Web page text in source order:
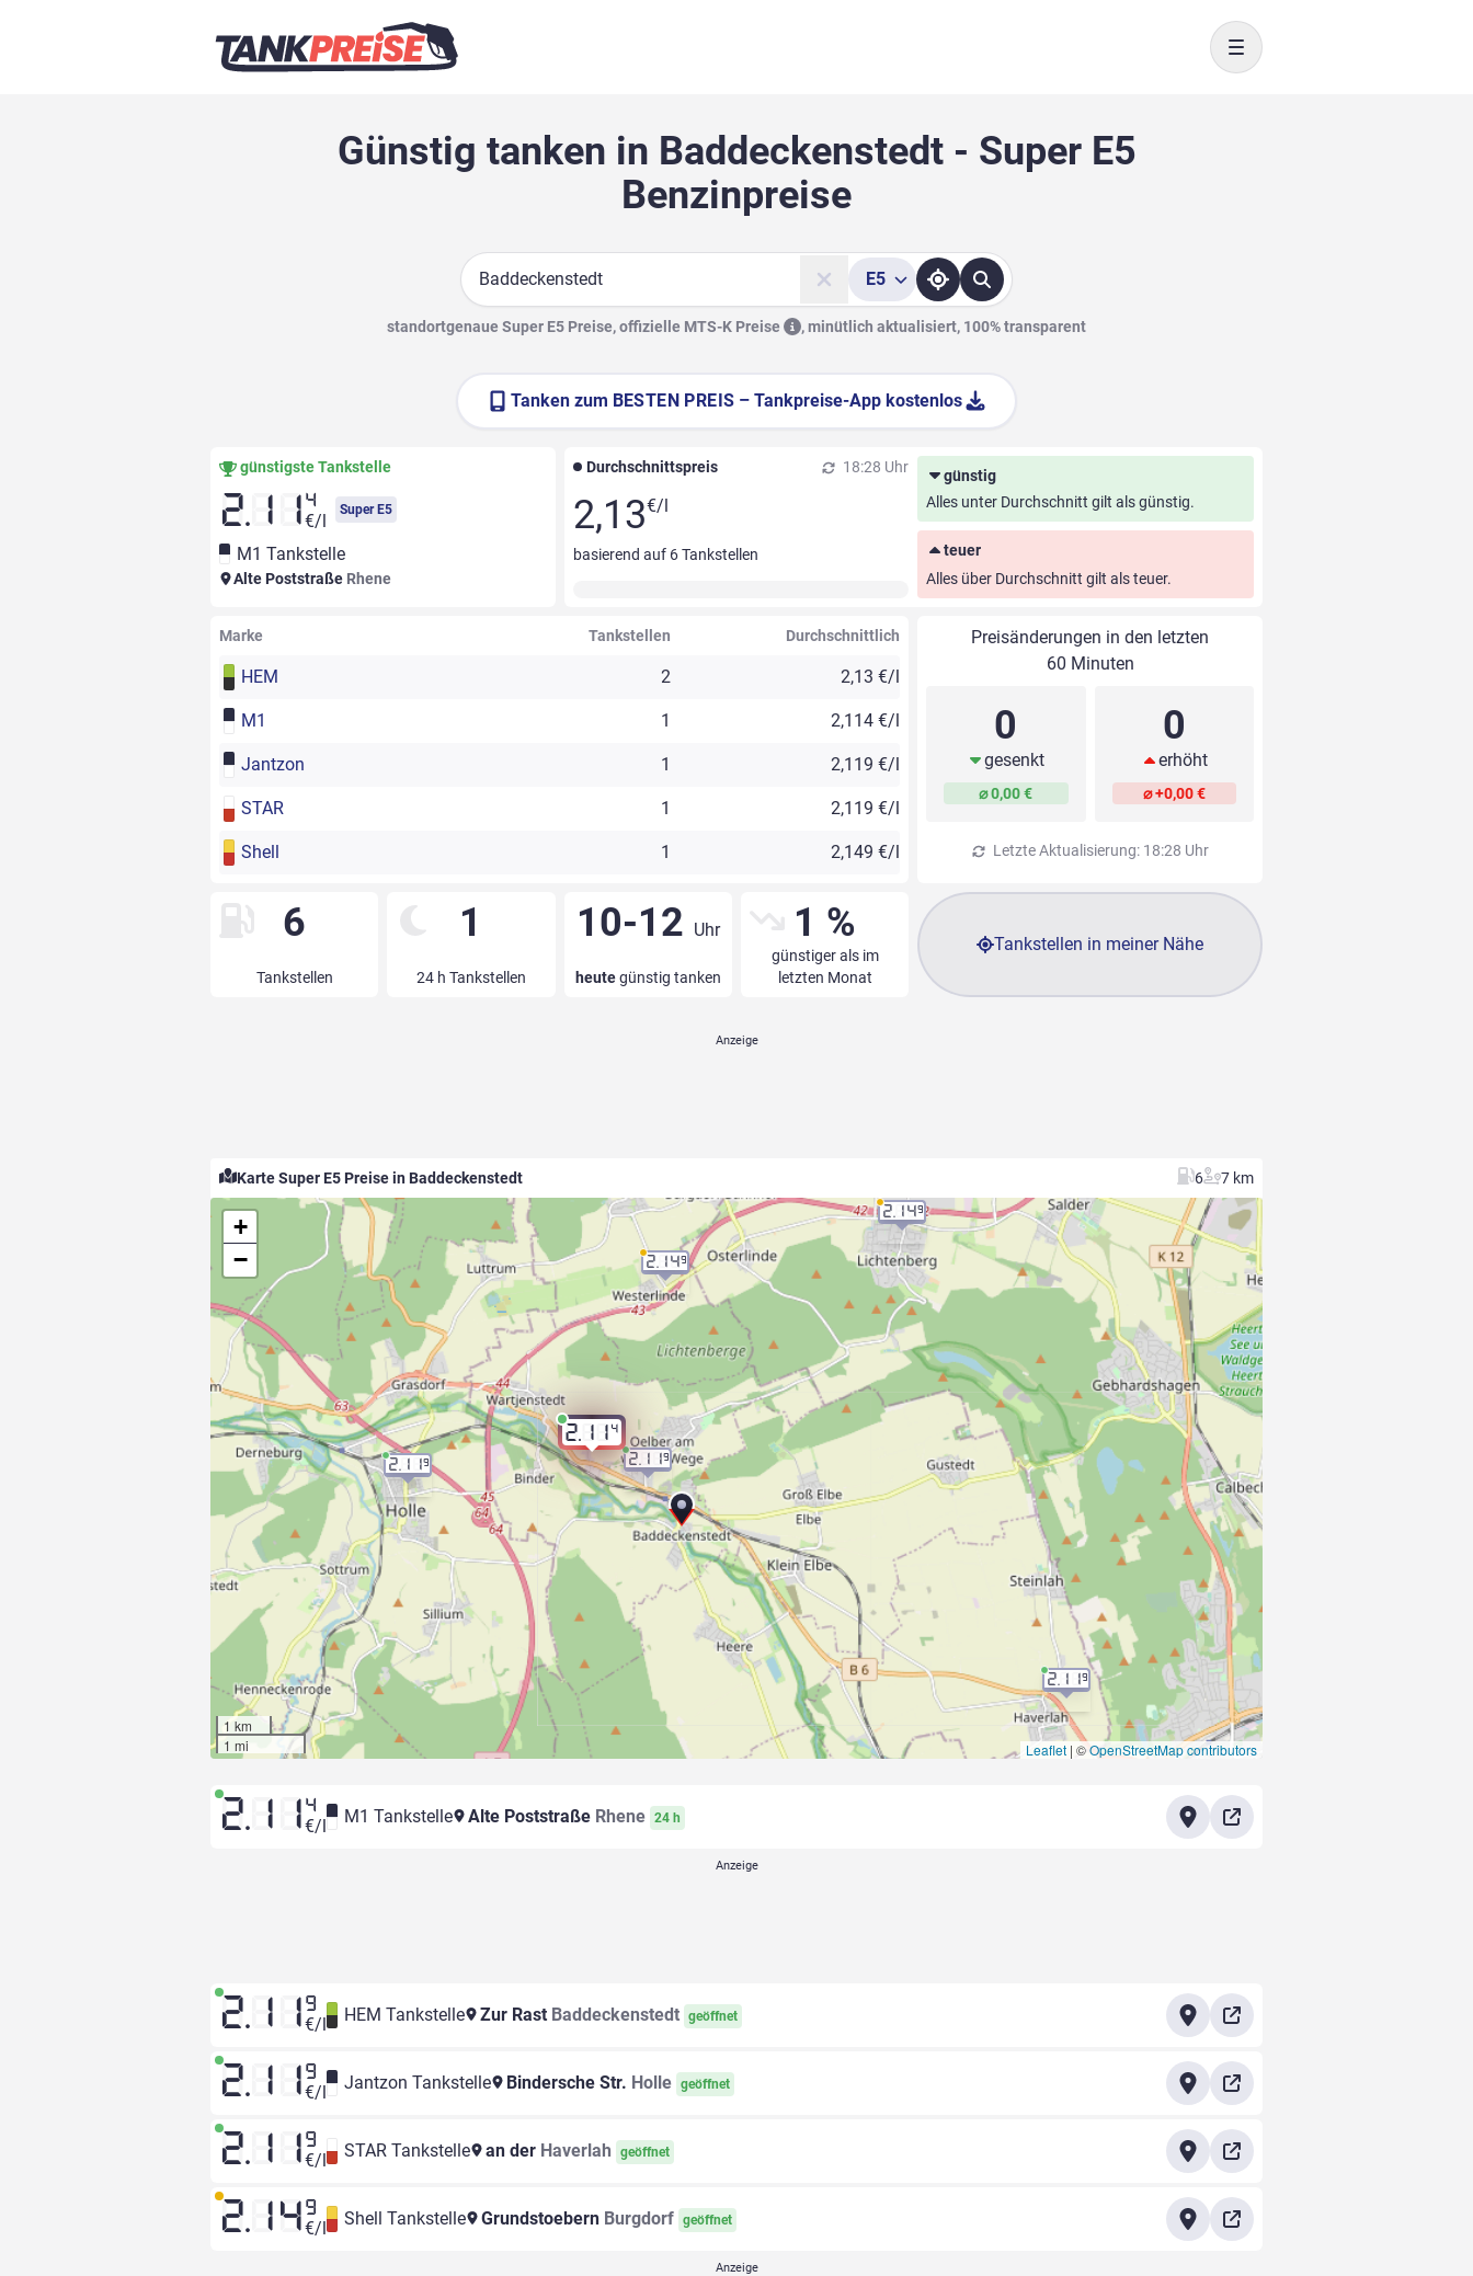
Toggle navigation
Günstig tanken in Baddeckenstedt - Super E5
Benzinpreise
Suche
E5
standortgenaue Super E5 Preise, offizielle MTS-K Preise ,minütlich aktualisiert, 100% transparent
Tanken zum BESTEN PREIS – Tankpreise-App kostenlos
günstigste Tankstelle
2.11 4
€/l
Super E5
M1 Tankstelle
Alte Poststraße Rhene
Durchschnittspreis 18:28 Uhr
2,13€/l
basierend auf 6Tankstellen
günstig
Alles unter Durchschnitt gilt als günstig.
teuer
Alles über Durchschnitt gilt als teuer.
Marke Tankstellen Durchschnittlich
HEM 2 2,13 €/l
M1 1 2,114 €/l
Jantzon 1 2,119 €/l
STAR 1 2,119 €/l
Shell 1 2,149 €/l
Preisänderungen in den letzten
60 Minuten
0
gesenkt
⌀ 0,00 €
0
erhöht
⌀ +0,00 €
Letzte Aktualisierung: 18:28 Uhr
6
Tankstellen
1
24 h Tankstellen
10-12 Uhr
heutegünstig tanken
1 %
günstiger als im
letzten Monat
Tankstellen in meiner Nähe
Karte Super E5 Preise in Baddeckenstedt 6 7 km
2.114
2.119
2.149
2.119
2.149
2.119
+
−
1 km
1 mi
Leaflet | ©OpenStreetMap contributors
2.11 4
€/l M1 Tankstelle Alte Poststraße Rhene 24 h
2.11 9
€/l HEM Tankstelle Zur Rast Baddeckenstedt geöffnet
2.11 9
€/l Jantzon Tankstelle Bindersche Str. Holle geöffnet
2.11 9
€/l STAR Tankstelle an der Haverlah geöffnet
2.14 9
€/l Shell Tankstelle Grundstoebern Burgdorf geöffnet